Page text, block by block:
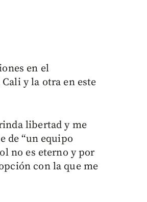
en el
y la otra en este
libertad y me
de “un equipo
no es eterno y por
con la que me